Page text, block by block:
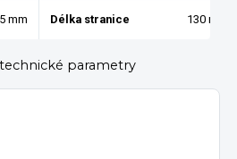
mm Délka stranice 130 mm
parametry